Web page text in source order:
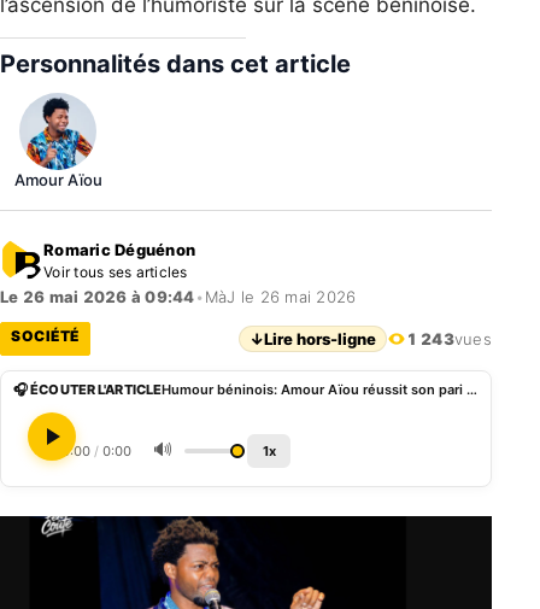
l’ascension de l’humoriste sur la scène béninoise.
Personnalités dans cet article
Amour Aïou
Romaric Déguénon
Voir tous ses articles
Le 26 mai 2026 à 09:44• MàJ le 26 mai 2026
SOCIÉTÉ ↓Lire hors-ligne 1 243vues
🎧 ÉCOUTER L'ARTICLE Humour béninois: Amour Aïou réussit son pari de deux soirées à guichets fermés
0:00 / 0:00 🔊 1x